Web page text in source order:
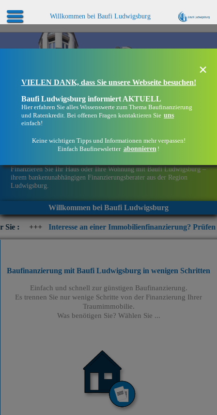
Willkommen bei Baufi Ludwigsburg
Finanzieren Sie Ihr Haus oder Ihre Wohnung mit Baufi Ludwigsburg –
ihrem bankenunabhängigen Finanzierungsberater aus der Region
Ludwigsburg.
Willkommen bei Baufi Ludwigsburg
Interesse an einer Immobilienfinanzierung? Prüfen Sie jetzt die
×
VIELEN DANK, dass Sie unsere Webseite besuchen!
Baufi Ludwigsburg informiert AKTUELL
Hier erfahren Sie alles Wissenswerte zum Thema Baufinanzierung
und Ratenkredit. Bei offenen Fragen kontaktieren Sie uns
einfach!
Keine wichtigen Tipps und Informationen mehr verpassen!
Einfach Baufinewsletter abonnieren !
Baufinanzierung mit Baufi Ludwigsburg in wenigen Schritten
Einfach und schnell zur günstigen Baufinanzierung.
Es trennen Sie nur wenige Schritte von der Finanzierung Ihrer
Traumimmobilie.
Was benötigen Sie? Wählen Sie ...